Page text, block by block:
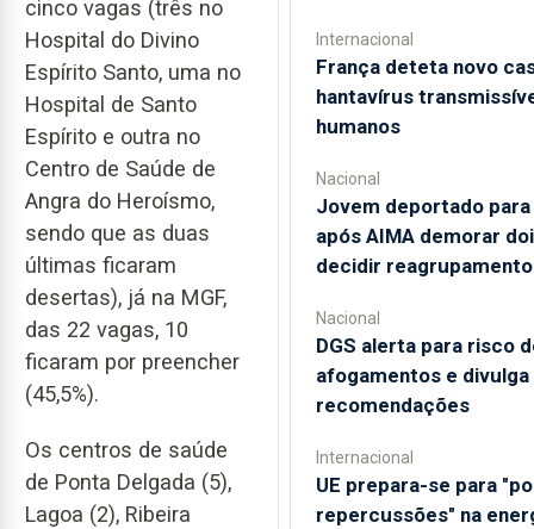
cinco vagas (três no
Hospital do Divino
Espírito Santo, uma no
Hospital de Santo
Espírito e outra no
Centro de Saúde de
Angra do Heroísmo,
sendo que as duas
últimas ficaram
desertas), já na MGF,
das 22 vagas, 10
ficaram por preencher
(45,5%).
Os centros de saúde
de Ponta Delgada (5),
Lagoa (2), Ribeira
Internacional
França deteta novo
hantavírus
humanos
Nacional
Jovem deportado para
após AIMA demorar
decidir reagrupamento
Nacional
DGS alerta para risco
afogamentos e
recomendações
Internacional
UE prepara-se para
repercussões" na